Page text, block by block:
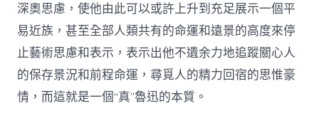
深奧思慮，使他由此可以或許上升到充足展示一個平
易近族，甚至全部人類共有的命運和遠景的高度來停
止藝術思慮和表示，表示出他不遺余力地追蹤關心人
的保存景況和前程命運，尋覓人的精力回宿的思惟豪
情，而這就是一個“真”魯迅的本質。